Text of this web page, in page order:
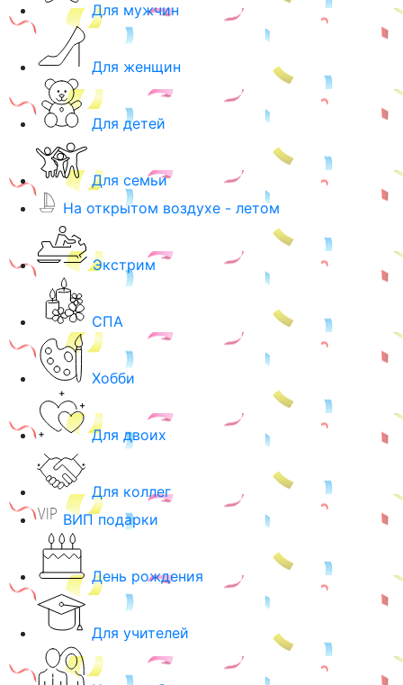
Для мужчин
Для женщин
Для детей
Для семьи
На открытом воздухе - летом
Экстрим
СПА
Хобби
Для двоих
Для коллег
ВИП подарки
День рождения
Для учителей